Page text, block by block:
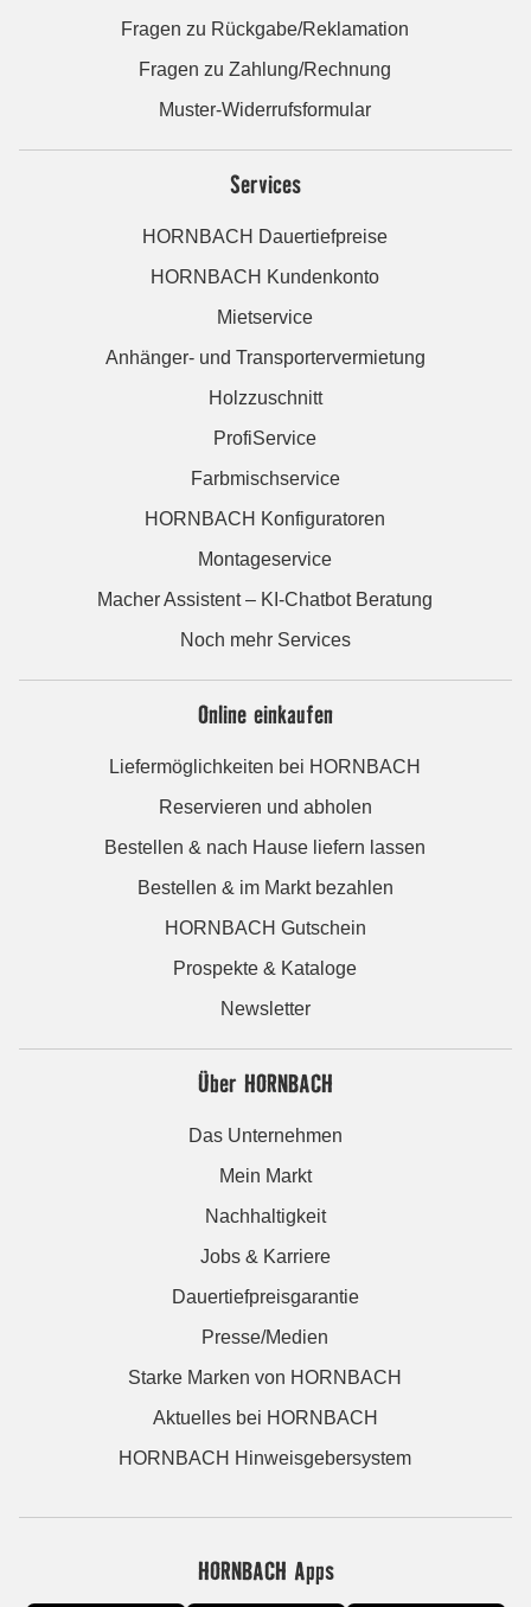
Fragen zu Rückgabe/Reklamation
Fragen zu Zahlung/Rechnung
Muster-Widerrufsformular
Services
HORNBACH Dauertiefpreise
HORNBACH Kundenkonto
Mietservice
Anhänger- und Transportervermietung
Holzzuschnitt
ProfiService
Farbmischservice
HORNBACH Konfiguratoren
Montageservice
Macher Assistent – KI-Chatbot Beratung
Noch mehr Services
Online einkaufen
Liefermöglichkeiten bei HORNBACH
Reservieren und abholen
Bestellen & nach Hause liefern lassen
Bestellen & im Markt bezahlen
HORNBACH Gutschein
Prospekte & Kataloge
Newsletter
Über HORNBACH
Das Unternehmen
Mein Markt
Nachhaltigkeit
Jobs & Karriere
Dauertiefpreisgarantie
Presse/Medien
Starke Marken von HORNBACH
Aktuelles bei HORNBACH
HORNBACH Hinweisgebersystem
HORNBACH Apps